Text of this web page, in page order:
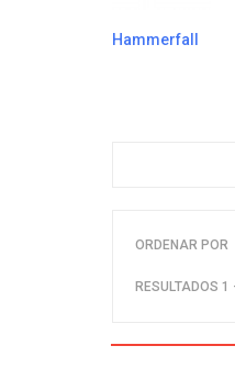
Hammerfall
ORDENAR POR
RESULTADOS